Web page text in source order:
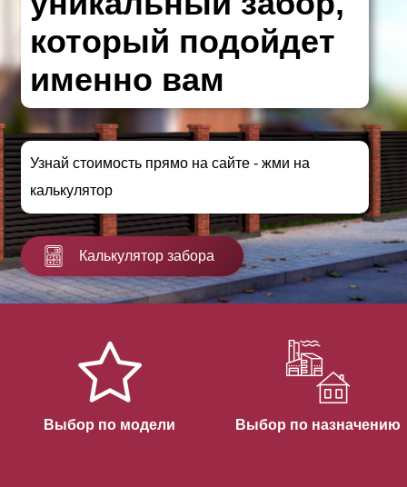
который подойдет
именно вам
Узнай стоимость прямо на сайте - жми на
калькулятор
Калькулятор забора
Выбор по модели Выбор по назначению